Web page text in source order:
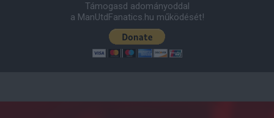
Támogasd adományoddal
a ManUtdFanatics.hu működését!